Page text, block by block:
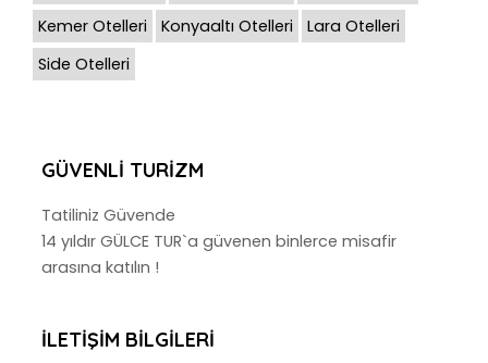
Kemer Otelleri
Konyaaltı Otelleri
Lara Otelleri
Side Otelleri
GÜVENLI TURIZM
Tatiliniz Güvende
14 yıldır GÜLCE TUR`a güvenen binlerce misafir
arasına katılın !
İLETIŞIM BILGILERI